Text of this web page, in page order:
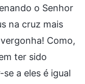
o Senhor
na cruz mais
Como,
ter sido
a eles é igual